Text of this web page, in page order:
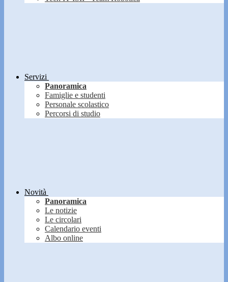
Servizi
Panoramica
Famiglie e studenti
Personale scolastico
Percorsi di studio
Novità
Panoramica
Le notizie
Le circolari
Calendario eventi
Albo online